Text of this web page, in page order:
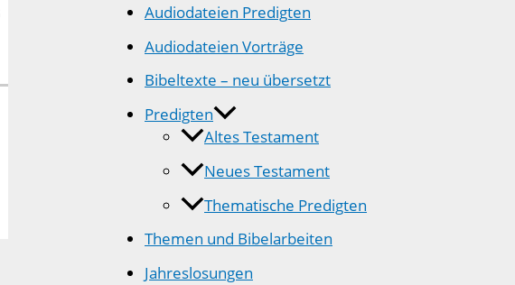
Audiodateien Predigten
Audiodateien Vorträge
Bibeltexte – neu übersetzt
Predigten
Altes Testament
Neues Testament
Thematische Predigten
Themen und Bibelarbeiten
Jahreslosungen